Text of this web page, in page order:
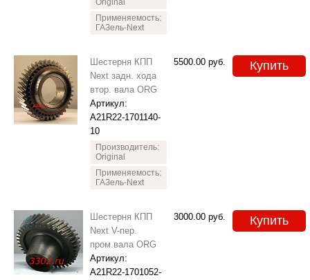
Original
Применяемость:
ГАЗель-Next
Шестерня КПП
Next задн. хода
втор. вала ORG
Артикул:
A21R22-1701140-
10
Производитель:
Original
Применяемость:
ГАЗель-Next
5500.00 руб. Купить
Шестерня КПП
Next V-пер.
пром.вала ORG
Артикул:
A21R22-1701052-
3000.00 руб. Купить